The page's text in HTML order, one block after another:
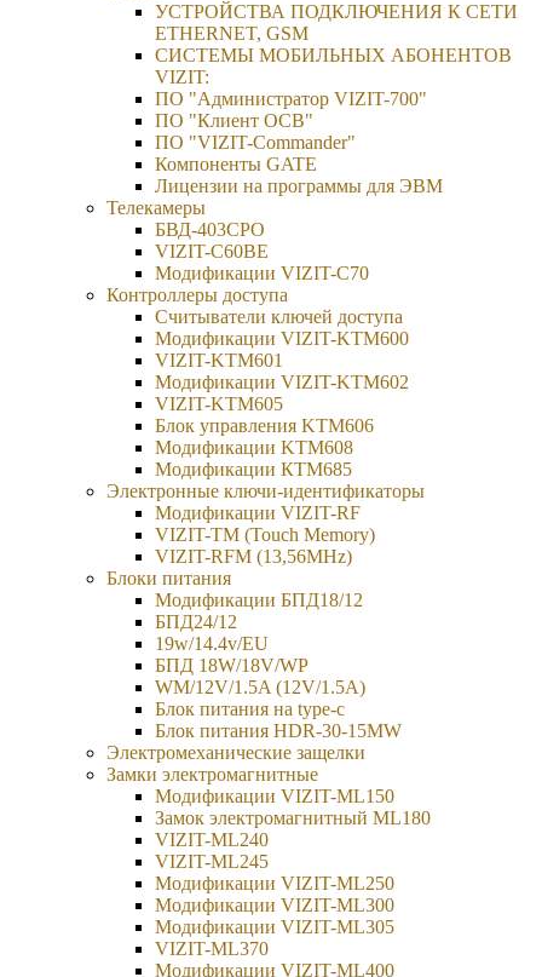
УСТРОЙСТВА ПОДКЛЮЧЕНИЯ К СЕТИ
ETHERNET, GSM
CИСТЕМЫ МОБИЛЬНЫХ АБОНЕНТОВ
VIZIT:
ПО "Администратор VIZIT-700"
ПО "Клиент ОСВ"
ПО "VIZIT-Commander"
Компоненты GATE
Лицензии на программы для ЭВМ
Телекамеры
БВД-403СРО
VIZIT-С60BE
Модификации VIZIT-C70
Контроллеры доступа
Считыватели ключей доступа
Модификации VIZIT-KTM600
VIZIT-KTM601
Модификации VIZIT-KTM602
VIZIT-KTM605
Блок управления KTM606
Модификации KTM608
Модификации КТМ685
Электронные ключи-идентификаторы
Модификации VIZIT-RF
VIZIT-TM (Touch Memory)
VIZIT-RFM (13,56MHz)
Блоки питания
Модификации БПД18/12
БПД24/12
19w/14.4v/EU
БПД 18W/18V/WP
WM/12V/1.5A (12V/1.5A)
Блок питания на type-c
Блок питания HDR-30-15MW
Электромеханические защелки
Замки электромагнитные
Модификации VIZIT-ML150
Замок электромагнитный ML180
VIZIT-ML240
VIZIT-ML245
Модификации VIZIT-ML250
Модификации VIZIT-ML300
Модификации VIZIT-ML305
VIZIT-ML370
Модификации VIZIT-ML400